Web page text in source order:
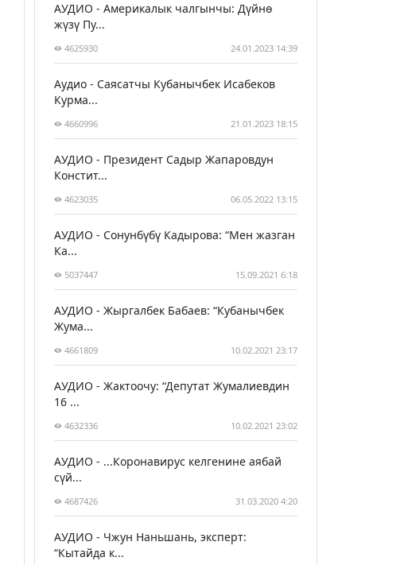
АУДИО - Америкалык чалгынчы: Дүйнө
жүзү Пу...
4625930 24.01.2023 14:39
Аудио - Саясатчы Кубанычбек Исабеков
Курма...
4660996 21.01.2023 18:15
АУДИО - Президент Садыр Жапаровдун
Констит...
4623035 06.05.2022 13:15
АУДИО - Сонунбүбү Кадырова: “Мен жазган
Ка...
5037447 15.09.2021 6:18
АУДИО - Жыргалбек Бабаев: “Кубанычбек
Жума...
4661809 10.02.2021 23:17
АУДИО - Жактоочу: “Депутат Жумалиевдин
16 ...
4632336 10.02.2021 23:02
АУДИО - ...Коронавирус келгенине аябай
сүй...
4687426 31.03.2020 4:20
АУДИО - Чжун Наньшань, эксперт:
“Кытайда к...